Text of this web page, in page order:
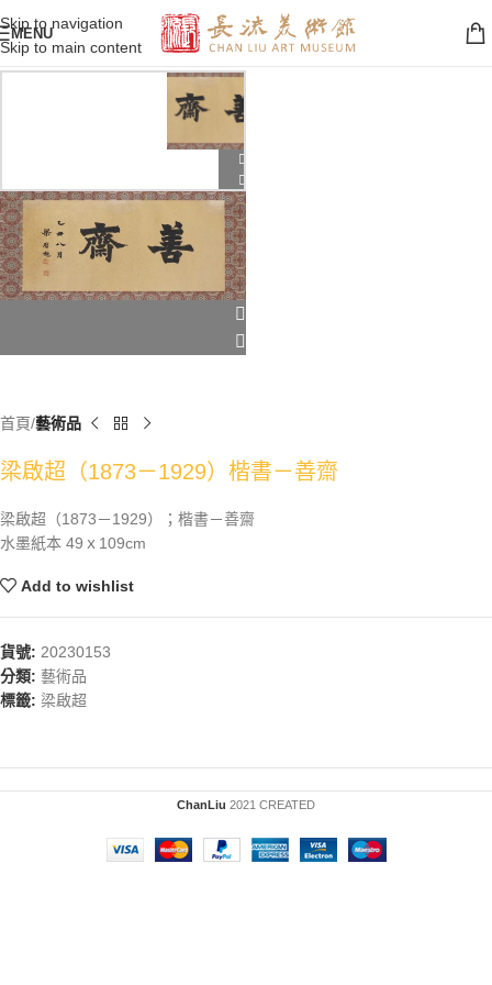
Skip to navigation
Skip to main content
MENU
首頁 藝術品
梁啟超（1873－1929）楷書－善齋
梁啟超（1873－1929）；楷書－善齋
水墨紙本 49ｘ109cm
Add to wishlist
貨號: 20230153
分類: 藝術品
標籤: 梁啟超
ChanLiu 2021 CREATED